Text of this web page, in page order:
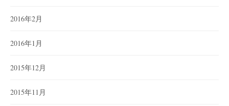
2016年2月
2016年1月
2015年12月
2015年11月